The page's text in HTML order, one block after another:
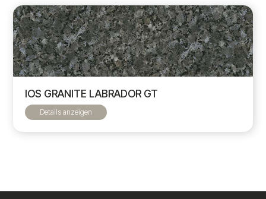
IOS GRANITE LABRADOR GT
Details anzeigen